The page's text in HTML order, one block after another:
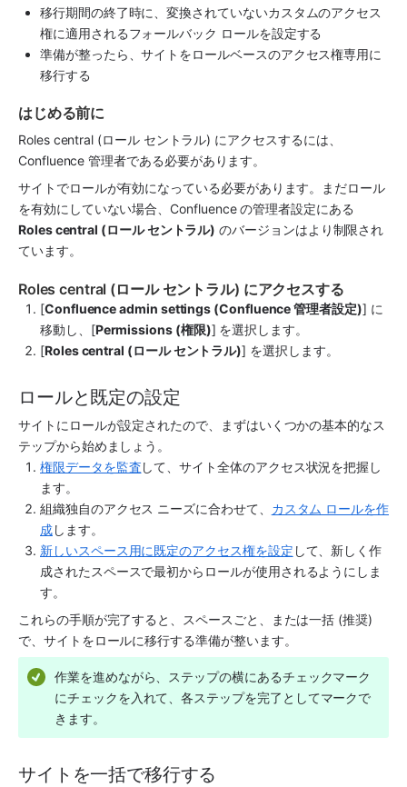
移行期間の終了時に、変換されていないカスタムのアクセス
権に適用されるフォールバック ロールを設定する
準備が整ったら、サイトをロールベースのアクセス権専用に
移行する
はじめる前に
Roles central (ロール セントラル) にアクセスするには、
Confluence 管理者である必要があります。
サイトでロールが有効になっている必要があります。まだロール
Roles central (ロール セントラル) のバージョンはより制限され
ています。
Roles central (ロール セントラル) にアクセスする
[Confluence admin settings (Confluence 管理者設定)] に
移動し、[Permissions (権限)] を選択します。
[Roles central (ロール セントラル)] を選択します。
ロールと既定の設定
サイトにロールが設定されたので、まずはいくつかの基本的なス
テップから始めましょう。
権限データを監査して、サイト全体のアクセス状況を把握し
ます。
組織独自のアクセス ニーズに合わせて、 カスタム ロールを作
成します。
新しいスペース用に既定のアクセス権を設定 して、新しく作
成されたスペースで最初からロールが使用されるようにしま
す。
これらの手順が完了すると、スペースごと、または一括 (推奨)
で、サイトをロールに移行する準備が整います。
作業を進めながら、ステップの横にあるチェックマーク
にチェックを入れて、各ステップを完了としてマークで
きます。
サイトを一括で移行する